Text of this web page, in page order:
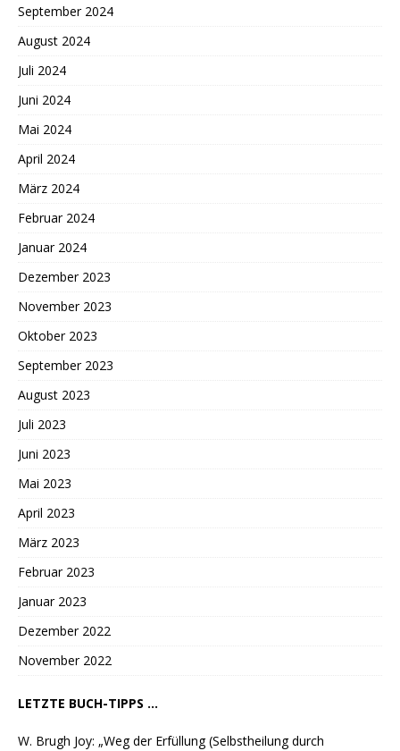
September 2024
August 2024
Juli 2024
Juni 2024
Mai 2024
April 2024
März 2024
Februar 2024
Januar 2024
Dezember 2023
November 2023
Oktober 2023
September 2023
August 2023
Juli 2023
Juni 2023
Mai 2023
April 2023
März 2023
Februar 2023
Januar 2023
Dezember 2022
November 2022
LETZTE BUCH-TIPPS ...
W. Brugh Joy: „Weg der Erfüllung (Selbstheilung durch